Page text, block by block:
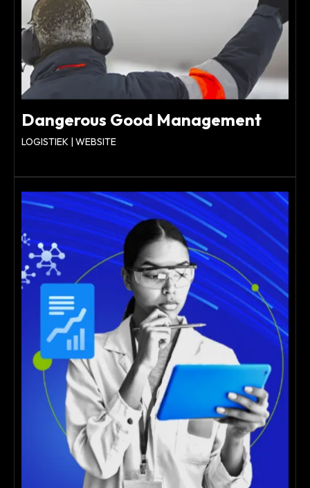
Dangerous Good Management
LOGISTIEK | WEBSITE